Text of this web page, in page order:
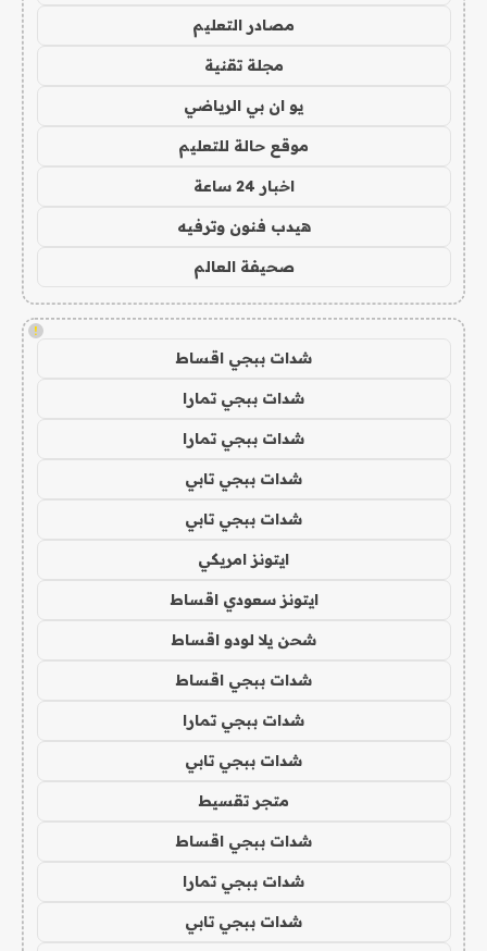
مصادر التعليم
مجلة تقنية
يو ان بي الرياضي
موقع حالة للتعليم
اخبار 24 ساعة
هيدب فنون وترفيه
صحيفة العالم
!
شدات ببجي اقساط
شدات ببجي تمارا
شدات ببجي تمارا
شدات ببجي تابي
شدات ببجي تابي
ايتونز امريكي
ايتونز سعودي اقساط
شحن يلا لودو اقساط
شدات ببجي اقساط
شدات ببجي تمارا
شدات ببجي تابي
متجر تقسيط
شدات ببجي اقساط
شدات ببجي تمارا
شدات ببجي تابي